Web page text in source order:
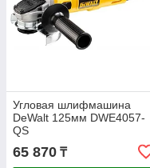
Угловая шлифмашина
DeWalt 125мм DWE4057-
QS
65 870 ₸